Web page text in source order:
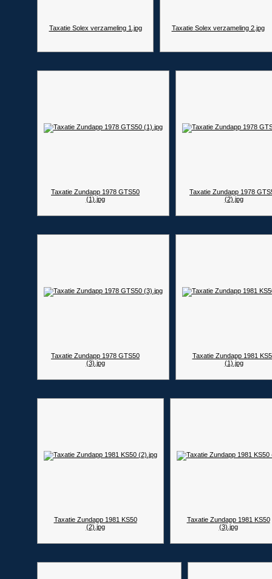
Taxatie Solex verzameling 1.jpg Taxatie Solex verzameling 2.jpg
Taxatie Zundapp 1978 GTS50
(1).jpg
Taxatie Zundapp 1978
(2).jpg
Taxatie Zundapp 1978 GTS50
(3).jpg
Taxatie Zundapp 1981
(1).jpg
Taxatie Zundapp 1981 KS50
(2).jpg
Taxatie Zundapp 1981 KS50
(3).jpg